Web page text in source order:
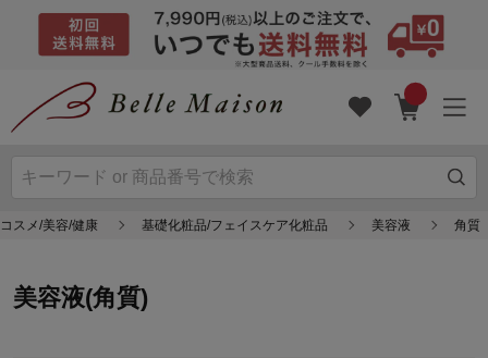
コスメ/美容/健康 基礎化粧品/フェイスケア化粧品 美容液 角質
美容液(角質)